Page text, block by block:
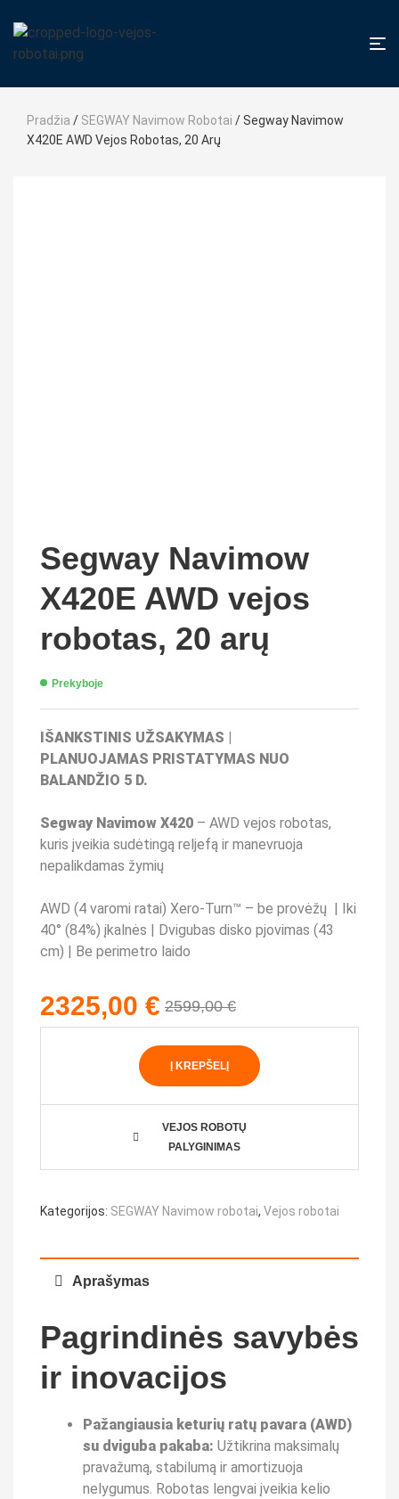
Pradžia / SEGWAY Navimow Robotai / Segway Navimow
X420E AWD Vejos Robotas, 20 Arų
Segway Navimow
X420E AWD vejos
robotas, 20 arų
Prekyboje
IŠANKSTINIS UŽSAKYMAS |
PLANUOJAMAS PRISTATYMAS NUO
BALANDŽIO 5 D.
Segway Navimow X420 – AWD vejos robotas,
kuris įveikia sudėtingą reljefą ir manevruoja
nepalikdamas žymių
AWD (4 varomi ratai) Xero-Turn™ – be provėžų | Iki
40° (84%) įkalnės | Dvigubas disko pjovimas (43
cm) | Be perimetro laido
2599,00€
2325,00 €
Į KREPŠELĮ
VEJOS ROBOTŲ
PALYGINIMAS
Kategorijos: SEGWAY Navimow robotai, Vejos robotai
Aprašymas
Pagrindinės savybės
ir inovacijos
Pažangiausia keturių ratų pavara (AWD)
su dviguba pakaba: Užtikrina maksimalų
pravažumą, stabilumą ir amortizuoja
nelygumus. Robotas lengvai įveikia kelio